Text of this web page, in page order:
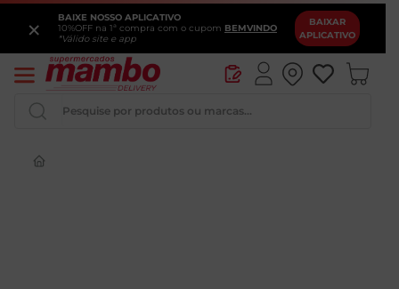
BAIXE NOSSO APLICATIVO
10%OFF na 1ª compra com o cupom BEMVINDO
*Válido site e app
BAIXAR
APLICATIVO
×
Pesquise por produtos ou marcas...